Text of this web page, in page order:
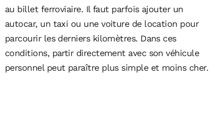
au billet ferroviaire. Il faut parfois ajouter un
autocar, un taxi ou une voiture de location pour
parcourir les derniers kilomètres. Dans ces
conditions, partir directement avec son véhicule
personnel peut paraître plus simple et moins cher.